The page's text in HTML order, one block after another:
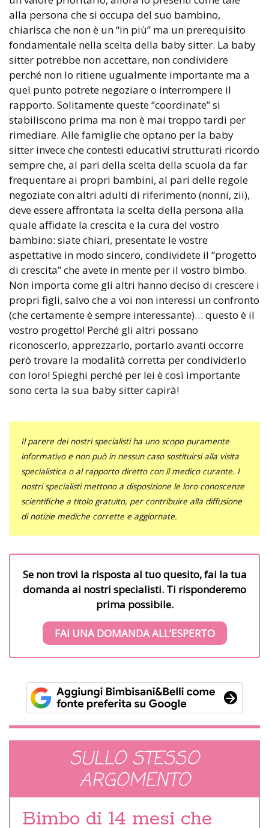
alla persona che si occupa del suo bambino,
chiarisca che non è un “in più” ma un prerequisito
fondamentale nella scelta della baby sitter. La baby
sitter potrebbe non accettare, non condividere
perché non lo ritiene ugualmente importante ma a
quel punto potrete negoziare o interrompere il
rapporto. Solitamente queste “coordinate” si
stabiliscono prima ma non è mai troppo tardi per
rimediare. Alle famiglie che optano per la baby
sitter invece che contesti educativi strutturati ricordo
sempre che, al pari della scelta della scuola da far
frequentare ai propri bambini, al pari delle regole
negoziate con altri adulti di riferimento (nonni, zii),
deve essere affrontata la scelta della persona alla
quale affidate la crescita e la cura del vostro
bambino: siate chiari, presentate le vostre
aspettative in modo sincero, condividete il “progetto
di crescita” che avete in mente per il vostro bimbo.
Non importa come gli altri hanno deciso di crescere i
propri figli, salvo che a voi non interessi un confronto
(che certamente è sempre interessante)… questo è il
vostro progetto! Perché gli altri possano
riconoscerlo, apprezzarlo, portarlo avanti occorre
però trovare la modalità corretta per condividerlo
con loro! Spieghi perché per lei è così importante
sono certa la sua baby sitter capirà!
Il parere dei nostri specialisti ha uno scopo puramente
informativo e non può in nessun caso sostituirsi alla visita
specialistica o al rapporto diretto con il medico curante. I
nostri specialisti mettono a disposizione le loro conoscenze
scientifiche a titolo gratuito, per contribuire alla diffusione
di notizie mediche corrette e aggiornate.
Se non trovi la risposta al tuo quesito, fai la tua
domanda ai nostri specialisti. Ti risponderemo
prima possibile.
FAI UNA DOMANDA ALL’ESPERTO
SULLO STESSO
ARGOMENTO
Bimbo di 14 mesi che